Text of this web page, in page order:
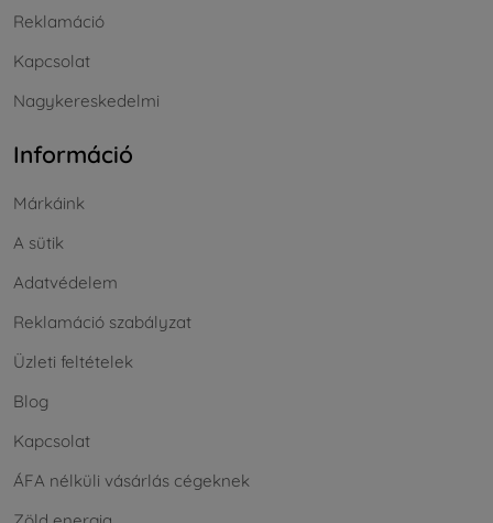
Reklamáció
Kapcsolat
Nagykereskedelmi
Információ
Márkáink
A sütik
Adatvédelem
Reklamáció szabályzat
Üzleti feltételek
Blog
Kapcsolat
ÁFA nélküli vásárlás cégeknek